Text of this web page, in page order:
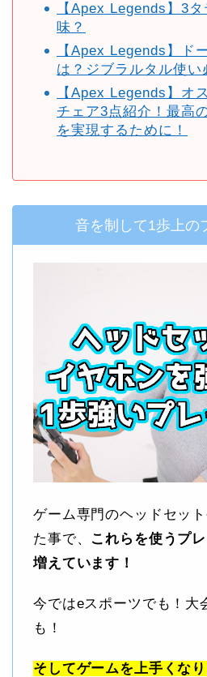
【Apex Legends】3
味？
【Apex Legends】ド
は？ジブラルタル使い
【Apex Legends】オ
チェア3点紹介！最高
を実現するために！
音を制して1歩上の
ゲーム専門のヘッドセッ
た事で、 これらを使うプ
増えています！
今ではeスポーツでも！大
も！
そしてゲームを上手くな